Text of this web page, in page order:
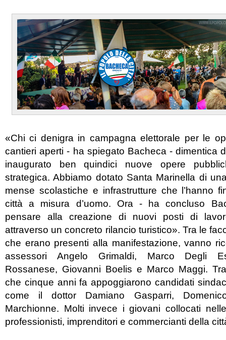
«Chi ci denigra in campagna elettorale per le
cantieri aperti - ha spiegato Bacheca - dimentica
inaugurato ben quindici nuove opere
strategica. Abbiamo dotato Santa Marinella di
mense scolastiche e infrastrutture che l’hanno
città a misura d’uomo. Ora - ha concluso
pensare alla creazione di nuovi posti di
attraverso un concreto rilancio turistico». Tra le
che erano presenti alla manifestazione, vanno
assessori Angelo Grimaldi, Marco Degli
Rossanese, Giovanni Boelis e Marco Maggi.
che cinque anni fa appoggiarono candidati
come il dottor Damiano Gasparri,
Marchionne. Molti invece i giovani collocati
professionisti, imprenditori e commercianti della